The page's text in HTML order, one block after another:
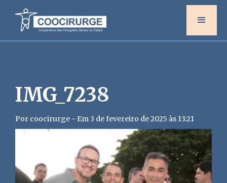
IMG_7238
Por coocirurge - Em 3 de fevereiro de 2025 às 13:21